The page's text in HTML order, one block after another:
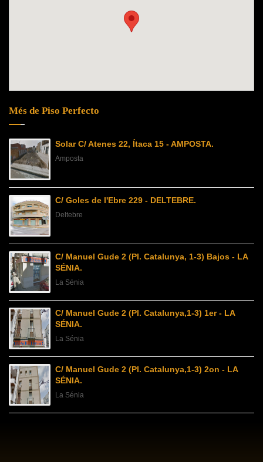
Més de Piso Perfecto
Solar C/ Atenes 22, Ítaca 15 - AMPOSTA.
Amposta
C/ Goles de l'Ebre 229 - DELTEBRE.
Deltebre
C/ Manuel Gude 2 (Pl. Catalunya, 1-3) Bajos - LA
SÉNIA.
La Sénia
C/ Manuel Gude 2 (Pl. Catalunya,1-3) 1er - LA
SÉNIA.
La Sénia
C/ Manuel Gude 2 (Pl. Catalunya,1-3) 2on - LA
SÉNIA.
La Sénia